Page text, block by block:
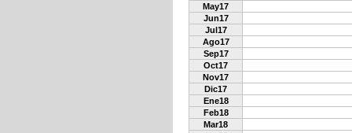
May17
Jun17
Jul17
Ago17
Sep17
Oct17
Nov17
Dic17
Ene18
Feb18
Mar18